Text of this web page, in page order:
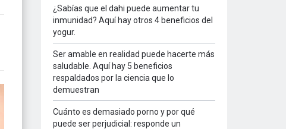
¿Sabías que el dahi puede aumentar tu
inmunidad? Aquí hay otros 4 beneficios del
yogur.
Ser amable en realidad puede hacerte más
saludable. Aquí hay 5 beneficios
respaldados por la ciencia que lo
demuestran
Cuánto es demasiado porno y por qué
puede ser perjudicial: responde un